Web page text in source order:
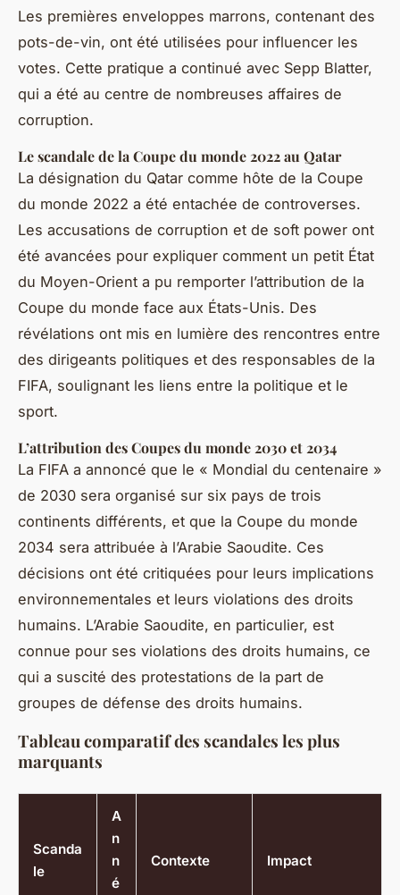
Les premières enveloppes marrons, contenant des
pots-de-vin, ont été utilisées pour influencer les
votes. Cette pratique a continué avec Sepp Blatter,
qui a été au centre de nombreuses affaires de
corruption.
Le scandale de la Coupe du monde 2022 au Qatar
La désignation du Qatar comme hôte de la Coupe
du monde 2022 a été entachée de controverses.
Les accusations de corruption et de soft power ont
été avancées pour expliquer comment un petit État
du Moyen-Orient a pu remporter l’attribution de la
Coupe du monde face aux États-Unis. Des
révélations ont mis en lumière des rencontres entre
des dirigeants politiques et des responsables de la
FIFA, soulignant les liens entre la politique et le
sport.
L’attribution des Coupes du monde 2030 et 2034
La FIFA a annoncé que le « Mondial du centenaire »
de 2030 sera organisé sur six pays de trois
continents différents, et que la Coupe du monde
2034 sera attribuée à l’Arabie Saoudite. Ces
décisions ont été critiquées pour leurs implications
environnementales et leurs violations des droits
humains. L’Arabie Saoudite, en particulier, est
connue pour ses violations des droits humains, ce
qui a suscité des protestations de la part de
groupes de défense des droits humains.
Tableau comparatif des scandales les plus
marquants
Scanda
le
A
n
n
é
Contexte Impact